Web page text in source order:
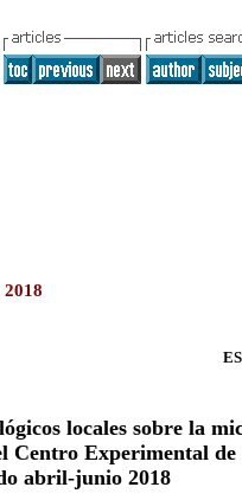
locales sobre la
Centro Experimental de
abril-junio 2018